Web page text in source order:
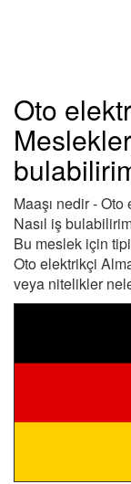
Oto
Maaşı nedir -
Nasıl iş
Bu meslek için
Oto elektrikçi
veya nitelikler